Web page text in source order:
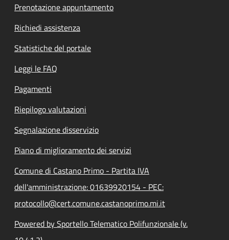
Prenotazione appuntamento
Richiedi assistenza
Statistiche del portale
Leggi le FAQ
Pagamenti
Riepilogo valutazioni
Segnalazione disservizio
Piano di miglioramento dei servizi
Comune di Castano Primo - Partita IVA
dell'amministrazione: 01639920154 - PEC:
protocollo@cert.comune.castanoprimo.mi.it
Powered by Sportello Telematico Polifunzionale (v.